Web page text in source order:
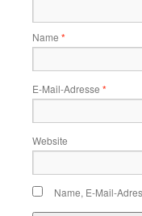
Name *
E-Mail-Adresse *
Website
Name, E-Mail-